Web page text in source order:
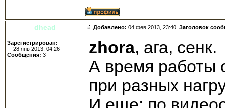
dhead Добавлено: 04 фев 2013, 23:40. Заголовок
Зарегистрирован:
28 янв 2013, 04:26
Сообщения: 3 zhora, ага, сенк.
А время работы
при разных